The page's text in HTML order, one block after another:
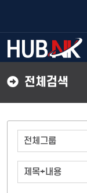
전체검색